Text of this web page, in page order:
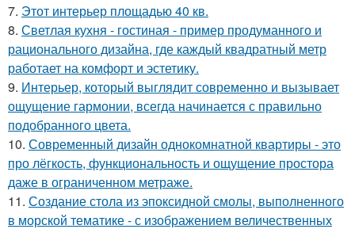
7. Этот интерьер площадью 40 кв.
8. Светлая кухня - гостиная - пример продуманного и
рационального дизайна, где каждый квадратный метр
работает на комфорт и эстетику.
9. Интерьер, который выглядит современно и вызывает
ощущение гармонии, всегда начинается с правильно
подобранного цвета.
10. Современный дизайн однокомнатной квартиры - это
про лёгкость, функциональность и ощущение простора
даже в ограниченном метраже.
11. Создание стола из эпоксидной смолы, выполненного
в морской тематике - с изображением величественных